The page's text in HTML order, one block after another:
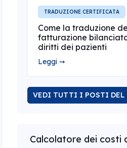
TRADUZIONE CERTIFICATA
Come la traduzione
fatturazione
diritti dei pazienti
Leggi ➞
VEDI TUTTI I POSTI DEL
Calcolatore dei costi